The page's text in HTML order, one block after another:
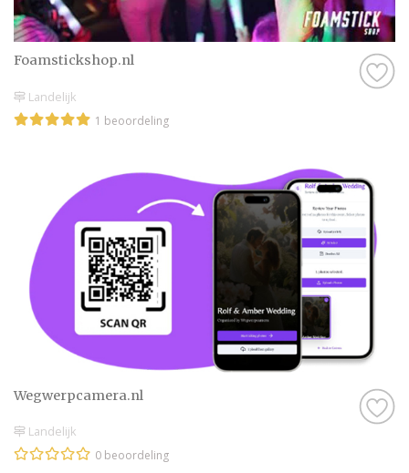
Foamstickshop.nl
Landelijk
1 beoordeling
Wegwerpcamera.nl
Landelijk
0 beoordeling